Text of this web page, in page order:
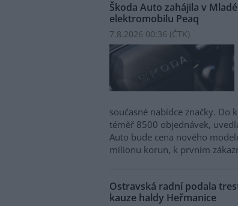
Škoda Auto zahájila v
elektromobilu Peaq
7.8.2026 00:36 (ČTK)
současné nabídce značky. Do
téměř 8500 objednávek,
Auto bude cena nového
milionu korun, k prvním
Ostravská radní podala
kauze haldy Heřmanice